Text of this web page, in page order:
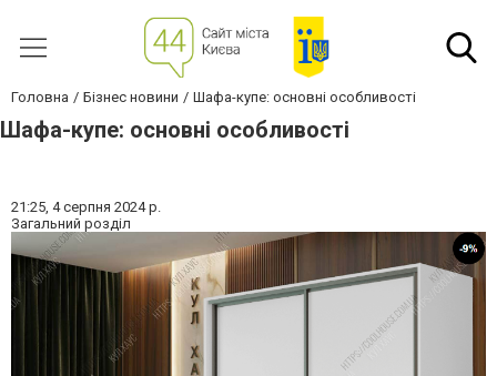
Головна Бізнес новини Шафа-купе: основні особливості
Шафа-купе: основні особливості
21:25, 4 серпня 2024 р.
Загальний розділ